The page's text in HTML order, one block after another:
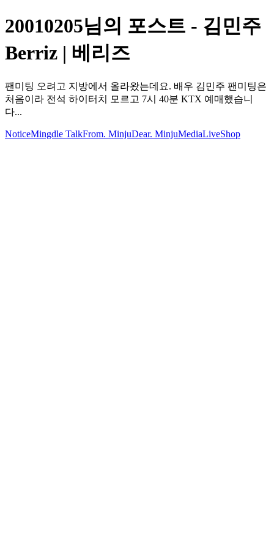
20010205님의 포스트 - 김민주
Berriz | 베리즈
팬미팅 오려고 지방에서 올라왔는데요. 배우 김민주 팬미팅은
처음이라 전석 하이터치 모르고 7시 40분 KTX 예매했습니
다...
NoticeMingdle TalkFrom. MinjuDear. MinjuMediaLiveShop